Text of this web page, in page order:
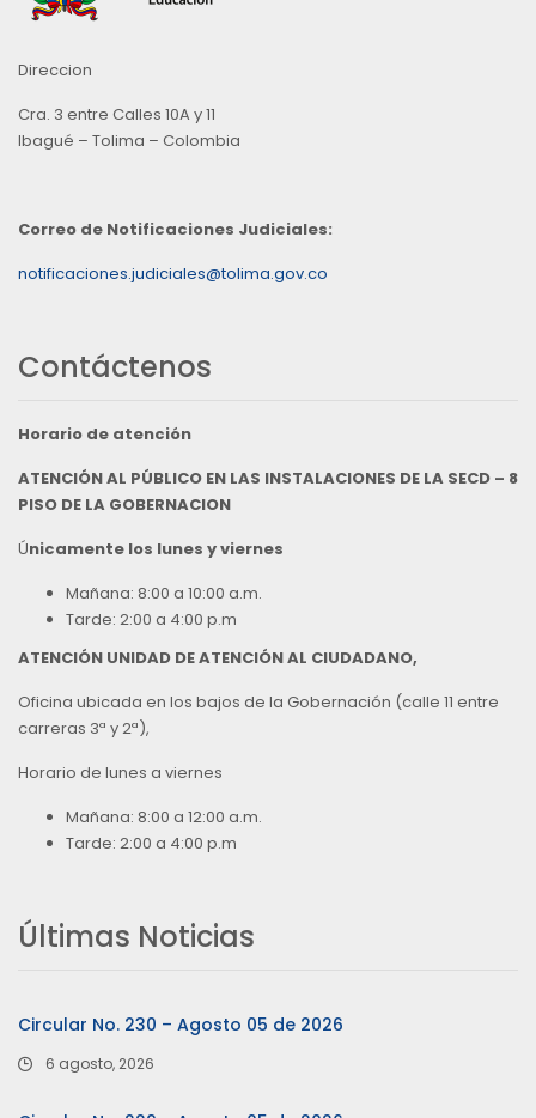
Direccion
Cra. 3 entre Calles 10A y 11
Ibagué – Tolima – Colombia
Correo de Notificaciones Judiciales:
notificaciones.judiciales@tolima.gov.co
Contáctenos
Horario de atención
ATENCIÓN AL PÚBLICO EN LAS INSTALACIONES DE LA SECD – 8
PISO DE LA GOBERNACION
Únicamente los lunes y viernes
Mañana: 8:00 a 10:00 a.m.
Tarde: 2:00 a 4:00 p.m
ATENCIÓN UNIDAD DE ATENCIÓN AL CIUDADANO,
Oficina ubicada en los bajos de la Gobernación (calle 11 entre
carreras 3ª y 2ª),
Horario de lunes a viernes
Mañana: 8:00 a 12:00 a.m.
Tarde: 2:00 a 4:00 p.m
Últimas Noticias
Circular No. 230 – Agosto 05 de 2026
6 agosto, 2026